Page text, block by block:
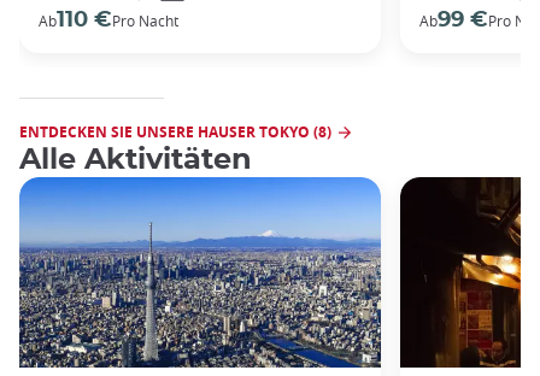
Ab110 €Pro Nacht Ab99 €Pro
ENTDECKEN SIE UNSERE HAUSER TOKYO (8)
Alle Aktivitäten